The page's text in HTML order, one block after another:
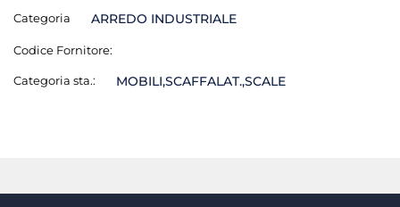
Categoria ARREDO INDUSTRIALE
Codice Fornitore:
Categoria sta.: MOBILI,SCAFFALAT.,SCALE